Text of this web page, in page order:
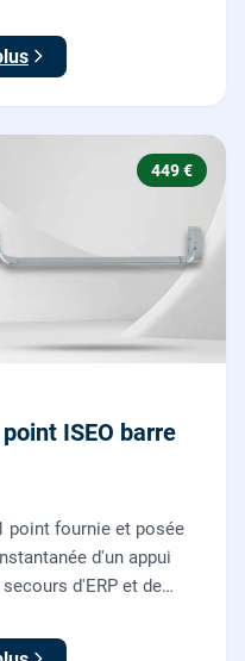
449 €
ISEO barre
point fournie et posée
d'un appui
d'ERP et de